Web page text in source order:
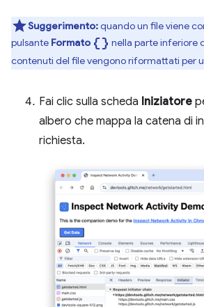
Suggerimento:quando un file viene
pulsante Formato data_object nella parte inferiore
contenuti del file vengono riformattati per
Fai clic sulla scheda Iniziatore
albero che mappa la catena di
richiesta.